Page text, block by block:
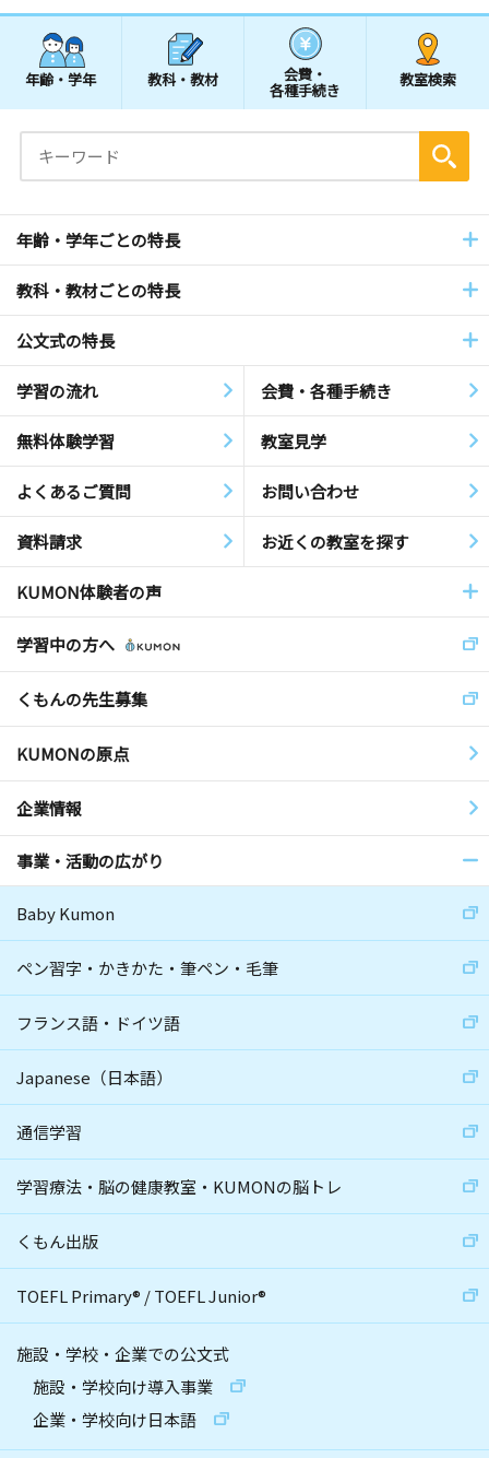
年齢・学年 教科・教材 会費・
各種手続き
教室検索
年齢・学年ごとの特長
教科・教材ごとの特長
公文式の特長
学習の流れ 会費・各種手続き
無料体験学習 教室見学
よくあるご質問 お問い合わせ
資料請求 お近くの教室を探す
KUMON体験者の声
学習中の方へ
くもんの先生募集
KUMONの原点
企業情報
事業・活動の広がり
Baby Kumon
ペン習字・かきかた・筆ペン・毛筆
フランス語・ドイツ語
Japanese（日本語）
通信学習
学習療法・脳の健康教室・KUMONの脳トレ
くもん出版
TOEFL Primary® /TOEFL Junior®
施設・学校・企業での公文式
施設・学校向け導入事業
企業・学校向け日本語